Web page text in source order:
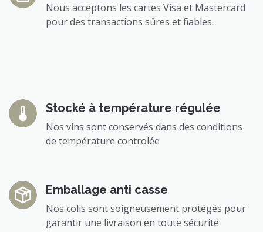
Nous acceptons les cartes Visa et Mastercard
pour des transactions sûres et fiables.
Stocké à température régulée
Nos vins sont conservés dans des conditions
de température controlée
Emballage anti casse
Nos colis sont soigneusement protégés pour
garantir une livraison en toute sécurité